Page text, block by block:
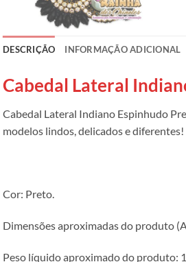
DESCRIÇÃO INFORMAÇÃO ADICIONAL
Cabedal Lateral
Cabedal Lateral Indiano Espinhudo
modelos lindos, delicados e diferentes!
Cor: Preto.
Dimensões aproximadas do produto (A
Peso líquido aproximado do produto: